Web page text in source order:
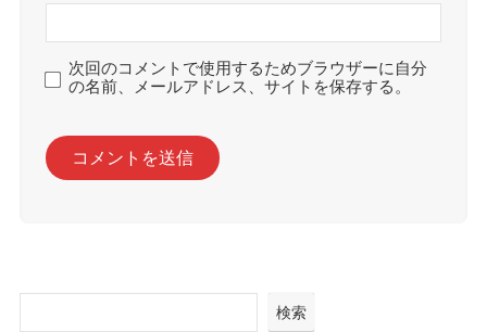
次回のコメントで使用するためブラウザーに自分
の名前、メールアドレス、サイトを保存する。
検索